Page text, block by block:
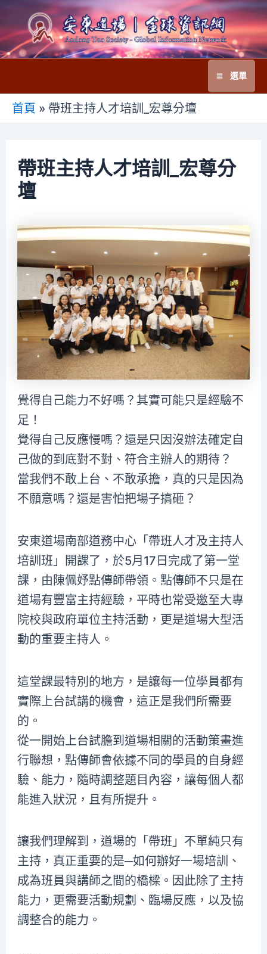
至
主
Main
選單
首頁 » 帶班主持人才培訓_宏尊分壇
帶班主持人才培訓_宏尊分
壇
覺得自己能力不好嗎？其實可能只是經驗不
足！
覺得自己反應慢嗎？還是只因沒辦法確定自
己做的到底對不對、符合主辦人的期待？
當我們不敢上台、不敢承擔，真的只是因為
不願意嗎？還是害怕把場子搞砸？
安東道場南部道務中心「帶班人才及主持人
培訓班」開課了，於5月17日完成了第一堂
課，由陳佩妤點傳師帶領。點傳師不只是在
道場有豐富主持經驗，平時也常受邀至大專
院校與政府單位主持活動，更是道場大型活
動的重要主持人。
這堂課最特別的地方，是讓每一位學員都有
實際上台試講的機會，這正是我們所需要
的。
從一開始上台試膽到道場相關的活動策畫進
行聯想，點傳師會依據不同的學員的自身經
驗、能力，隨時調整題目內容，讓每個人都
能進入狀況，且有所提升。
讓我們理解到，道場的「帶班」不單純只有
主持，真正重要的是─如何辦好一場培訓、
成為班員與講師之間的橋樑。因此除了主持
能力，更需要活動規劃、臨場反應，以及協
調整合的能力。